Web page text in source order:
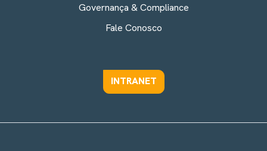
Governança & Compliance
Fale Conosco
INTRANET